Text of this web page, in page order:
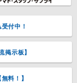
付中！
掲示板】
料！】